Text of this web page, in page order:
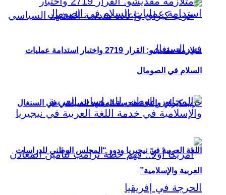
حزب كيراي وإعادة هندسة المشهد السياسي في السنغال
متلازمة مقديشو: القرار 2719 واختبار استدامة عمليات
السلام في الصومال
اللغة العربية في نيجيريا ودور “المجلس الوطني للدراسات
العربية والإسلامية”